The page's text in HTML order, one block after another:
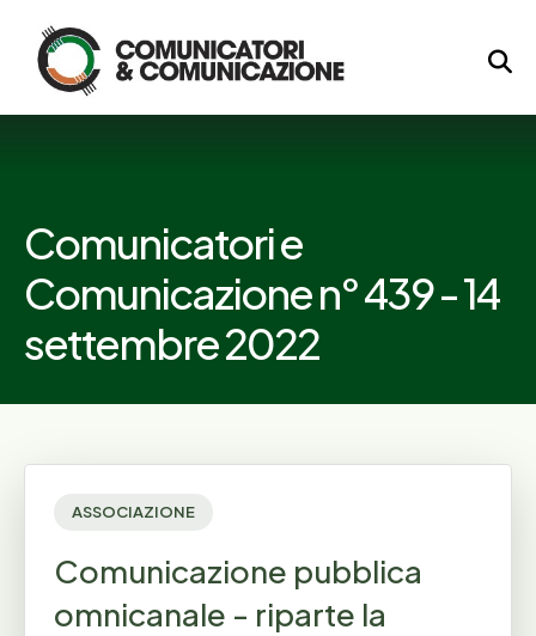
Logo
Comunicatori e
Comunicazione n° 439 - 14
settembre 2022
ASSOCIAZIONE
Comunicazione pubblica
omnicanale - riparte la